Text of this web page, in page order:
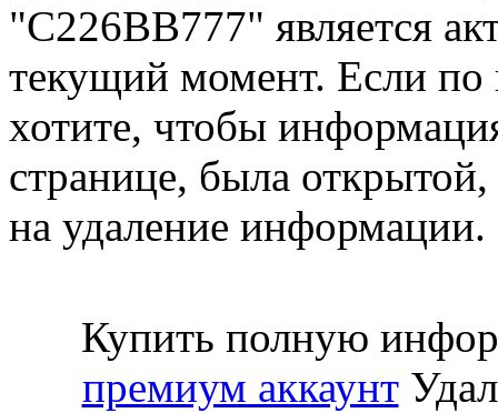
"С226ВВ777" является
текущий момент. Если
хотите, чтобы
странице, была открытой,
на удаление информации.
Купить полную
премиум аккаунт